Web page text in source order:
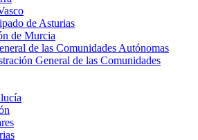
de Asturias
de Murcia
de las Comunidades Autónomas
General de las Comunidades